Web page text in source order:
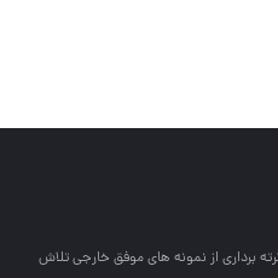
برداري از نمونه هاي موفق خارجي تلاش